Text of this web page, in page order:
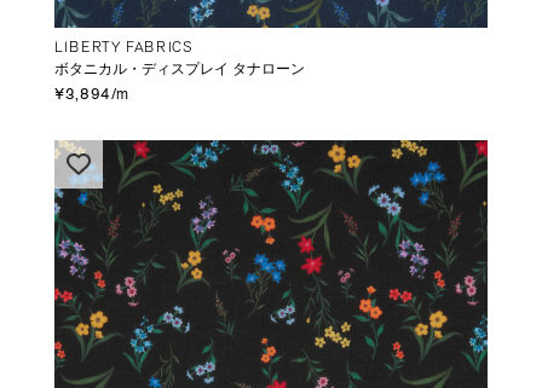
LIBERTY FABRICS
ボタニカル・ディスプレイ タナローン
¥3,894/m